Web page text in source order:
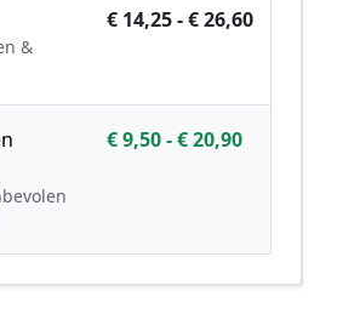
&
€ 14,25 - € 26,60
€ 9,50 - € 20,90